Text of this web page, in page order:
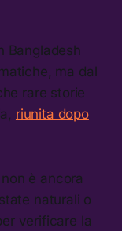
Bangladesh
ma dal
rare storie
riunita dopo
non è ancora
naturali o
verificare la